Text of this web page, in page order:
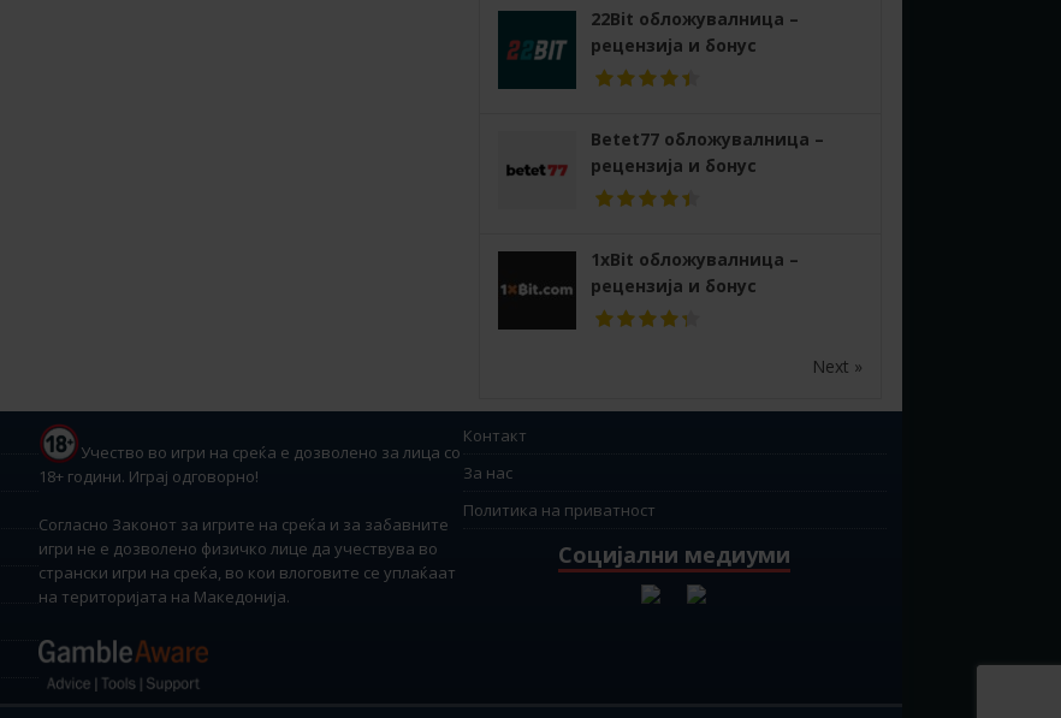
22Bit обложувалница –
рецензија и бонус
Betet77 обложувалница –
рецензија и бонус
1xBit обложувалница –
рецензија и бонус
Next »
Учество во игри на среќа е дозволено за лица со
18+ години. Играј одговорно!
Согласно Законот за игрите на среќа и за забавните
игри не е дозволено физичко лице да учествува во
странски игри на среќа, во кои влоговите се уплаќаат
на територијата на Македонија.
Контакт
За нас
Политика на приватност
Социјални медиуми